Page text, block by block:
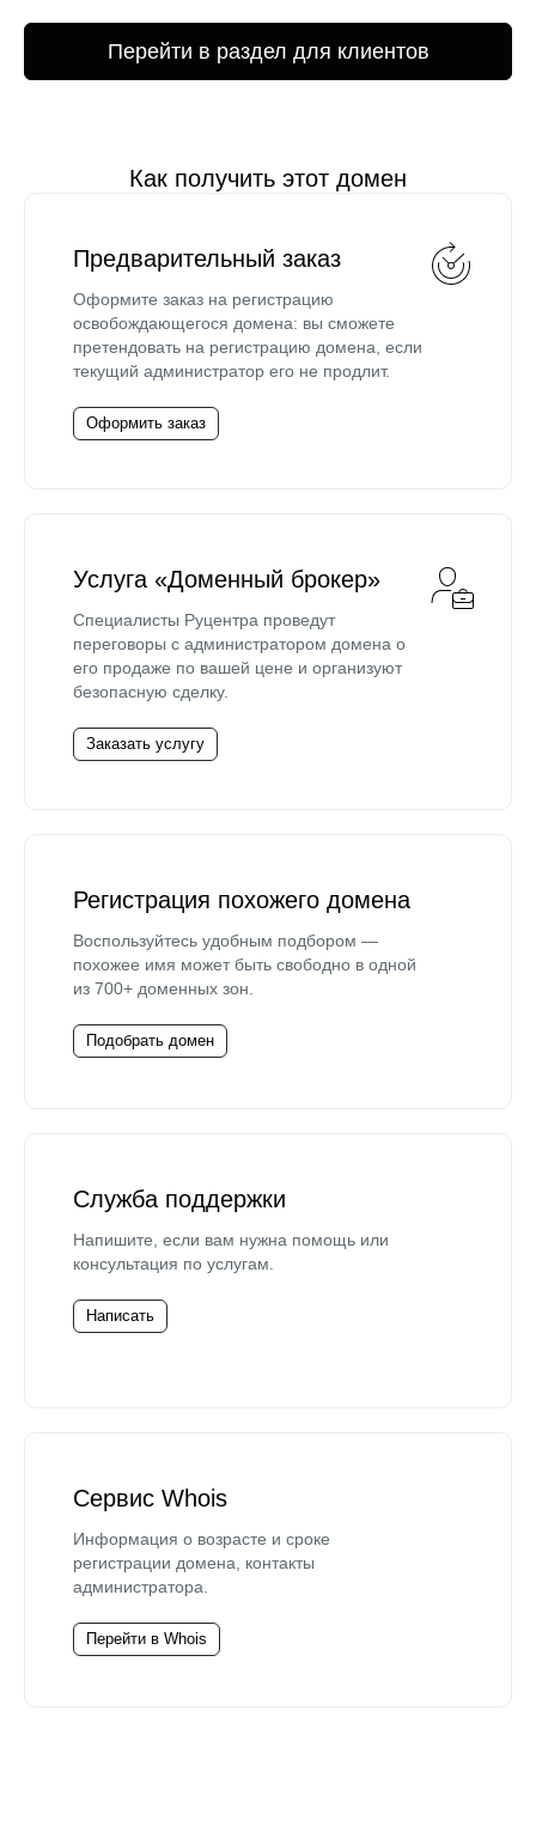
Перейти в раздел для клиентов
Как получить этот домен
Предварительный заказ
Оформите заказ на регистрацию
освобождающегося домена: вы сможете
претендовать на регистрацию домена, если
текущий администратор его не продлит.
Оформить заказ
Услуга «Доменный брокер»
Специалисты Руцентра проведут
переговоры с администратором домена о
его продаже по вашей цене и организуют
безопасную сделку.
Заказать услугу
Регистрация похожего домена
Воспользуйтесь удобным подбором —
похожее имя может быть свободно в одной
из 700+ доменных зон.
Подобрать домен
Служба поддержки
Напишите, если вам нужна помощь или
консультация по услугам.
Написать
Сервис Whois
Информация о возрасте и сроке
регистрации домена, контакты
администратора.
Перейти в Whois